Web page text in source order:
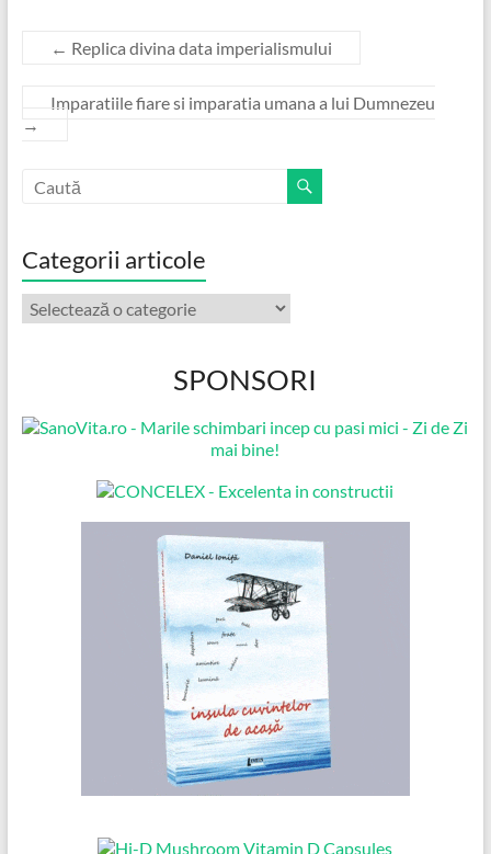
← Replica divina data imperialismului
Imparatiile fiare si imparatia umana a lui Dumnezeu
→
Categorii articole
Categorii
articole
SPONSORI